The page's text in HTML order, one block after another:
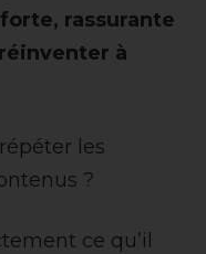
rassurante
à
les
?
ce qu’il